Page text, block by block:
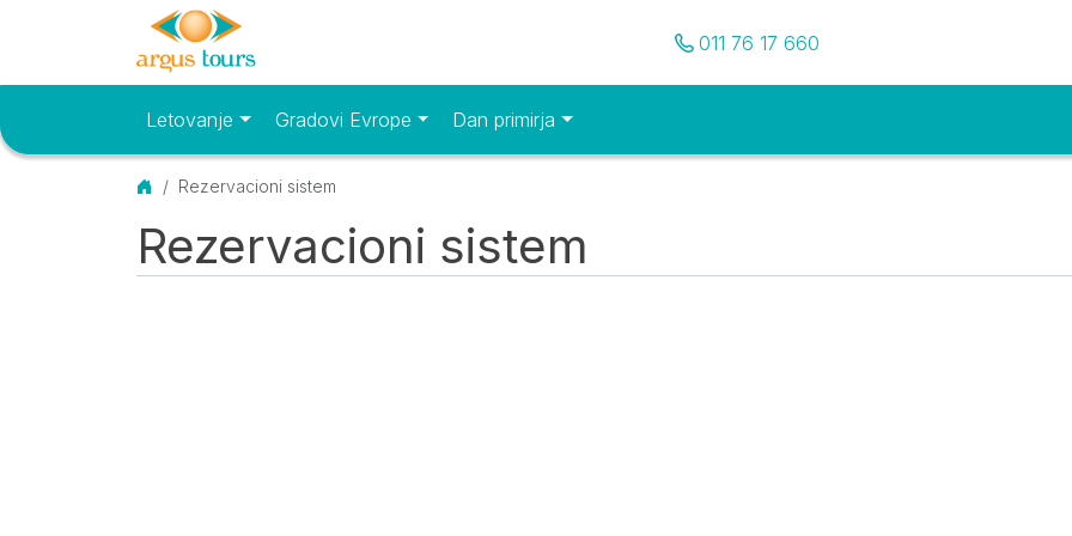
Pozovite nas
011 76 17 660
Osnovni meniLetovanje Gradovi Evrope Dan primirja
Početna
Rezervacioni sistem
Rezervacioni sistem